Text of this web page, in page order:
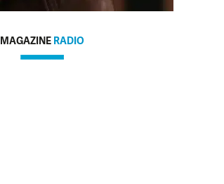
MAGAZINE RADIO